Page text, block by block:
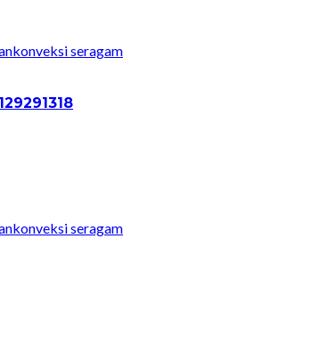
konveksi seragam
konveksi seragam